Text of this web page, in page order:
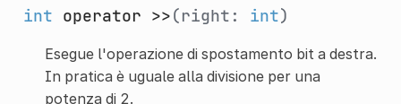
int operator >>(right: int)
Esegue l'operazione di spostamento bit a destra.
In pratica è uguale alla divisione per una
potenza di 2.